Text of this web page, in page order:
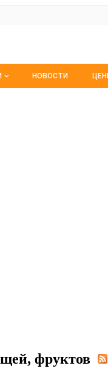
fruitinfo.ru
НОВОСТИ
фруктов
фруктов